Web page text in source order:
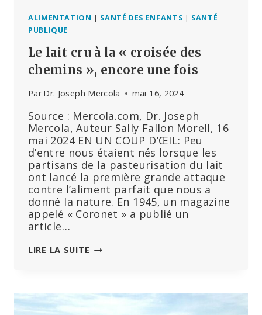
PUBLIQUE
PAS
?
ALIMENTATION | SANTÉ DES ENFANTS | SANTÉ
PUBLIQUE
Le lait cru à la « croisée des
chemins », encore une fois
Par Dr. Joseph Mercola mai 16, 2024
Source : Mercola.com, Dr. Joseph
Mercola, Auteur Sally Fallon Morell, 16
mai 2024 EN UN COUP D’ŒIL: Peu
d’entre nous étaient nés lorsque les
partisans de la pasteurisation du lait
ont lancé la première grande attaque
contre l’aliment parfait que nous a
donné la nature. En 1945, un magazine
appelé « Coronet » a publié un
article…
LIRE LA SUITE LE
LA